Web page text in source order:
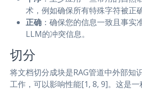
术，例如确保所有特殊字符被正
正确 ：确保您的信息一致且事实
LLM的冲突信息。
切分
将文档切分成块是RAG管道中外部知
工作，可以影响性能[1, 8, 9]。这是